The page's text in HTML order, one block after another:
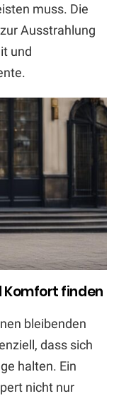
muss. Die
Ausstrahlung
und
Komfort finden
bleibenden
dass sich
halten. Ein
nicht nur